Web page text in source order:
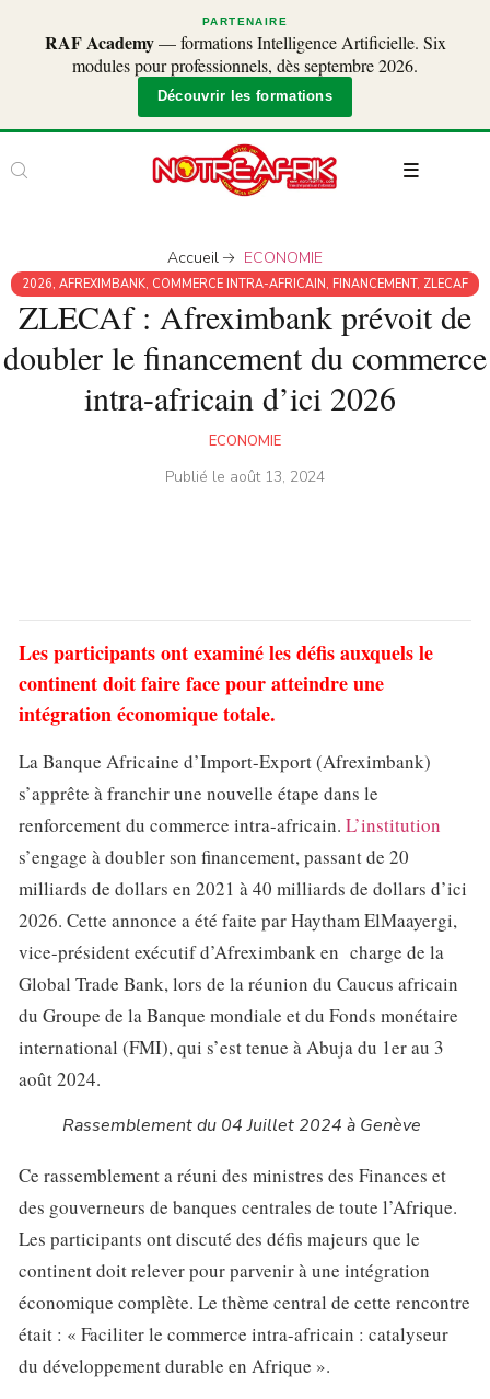
PARTENAIRE
RAF Academy— formations Intelligence Artificielle. Six
modules pour professionnels, dès septembre 2026.
Découvrir les formations
Accueil ECONOMIE
2026, AFREXIMBANK, COMMERCE INTRA-AFRICAIN, FINANCEMENT, ZLECAF
ZLECAf : Afreximbank prévoit de
doubler le financement du commerce
intra-africain d’ici 2026
ECONOMIE
Publié le août 13, 2024
Les participants ont examiné les défis auxquels le
continent doit faire face pour atteindre une
intégration économique totale.
La Banque Africaine d’Import-Export (Afreximbank)
s’apprête à franchir une nouvelle étape dans le
renforcement du commerce intra-africain. L’institution
s’engage à doubler son financement, passant de 20
milliards de dollars en 2021 à 40 milliards de dollars d’ici
2026. Cette annonce a été faite par Haytham ElMaayergi,
vice-président exécutif d’Afreximbank en charge de la
Global Trade Bank, lors de la réunion du Caucus africain
du Groupe de la Banque mondiale et du Fonds monétaire
international (FMI), qui s’est tenue à Abuja du 1er au 3
août 2024.
Rassemblement du 04 Juillet 2024 à Genève
Ce rassemblement a réuni des ministres des Finances et
des gouverneurs de banques centrales de toute l’Afrique.
Les participants ont discuté des défis majeurs que le
continent doit relever pour parvenir à une intégration
économique complète. Le thème central de cette rencontre
était : « Faciliter le commerce intra-africain : catalyseur
du développement durable en Afrique ».